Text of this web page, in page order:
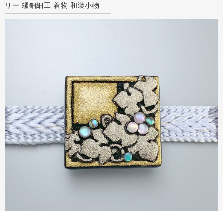
リー 螺鈿細工 着物 和装小物